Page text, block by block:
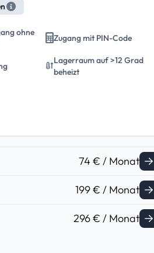
ohne
Zugang mit PIN-Code
Lagerraum auf >12 Grad
beheizt
74 € / Monat
199 € / Monat
296 € / Monat